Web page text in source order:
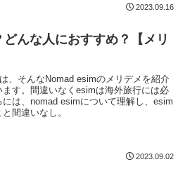
2023.09.16
んな人におすすめ？【メリ
、そんなNomad esimのメリデメを紹介
す。間違いなくesimは海外旅行には必
は、nomad esimについて理解し、esim
間違いなし。
2023.09.02